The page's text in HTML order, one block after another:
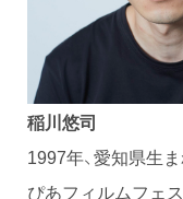
稲川悠司
1997年、愛知県生
ぴあフィルムフェ